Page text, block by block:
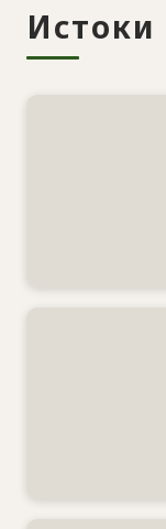
Истоки